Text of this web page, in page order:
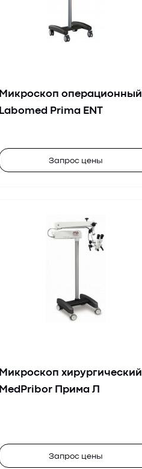
Микроскоп операционный
Labomed Prima ENT
Запрос цены
Микроскоп хирургический
MedPribor Прима Л
Запрос цены